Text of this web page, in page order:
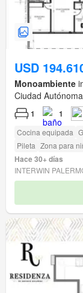
USD
Monoambiente
Ciudad
1 1
Cocina equipada
Pileta Zona para
Hace 30+ días
INTERWIN